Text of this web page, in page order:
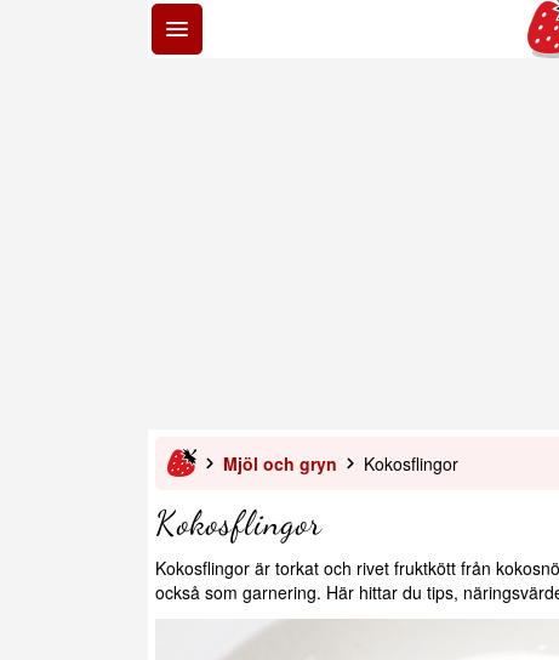
Mjöl och gryn Kokosflingor
Kokosflingor
Kokosflingor är torkat och rivet fruktkött från
också som garnering. Här hittar du tips,